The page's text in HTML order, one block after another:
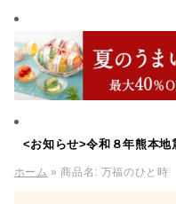
<お知らせ>令和８年熊本
ホーム » 商品名: 万福のひと時